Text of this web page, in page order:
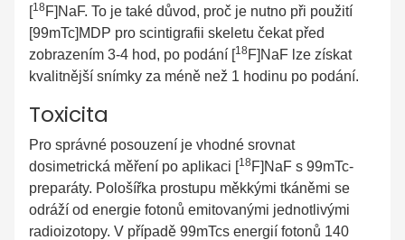
[18F]NaF. To je také důvod, proč je nutno při použití
[99mTc]MDP pro scintigrafii skeletu čekat před
zobrazením 3-4 hod, po podání [18F]NaF lze získat
kvalitnější snímky za méně než 1 hodinu po podání.
Toxicita
Pro správné posouzení je vhodné srovnat
dosimetrická měření po aplikaci [18F]NaF s 99mTc-
preparáty. Pološířka prostupu měkkými tkáněmi se
odráží od energie fotonů emitovanými jednotlivými
radioizotopy. V případě 99mTcs energií fotonů 140